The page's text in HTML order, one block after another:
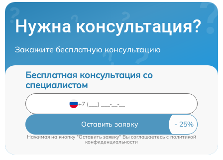
Нужна консультация?
Закажите бесплатную консультацию
Бесплатная консультация со
специалистом
Оставить заявку
Нажимая на кнопку "Оставить заявку" Вы соглашаетесь c политикой
конфиденциальности